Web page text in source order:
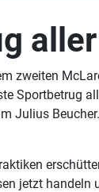
zweiten
jetzt